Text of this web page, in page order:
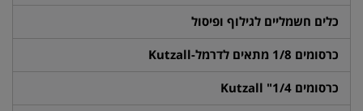
כלים חשמליים לגילוף ופיסול
כרסומים 1/8 מתאים לדרמל-Kutzall
כרסומים 1/4" Kutzall